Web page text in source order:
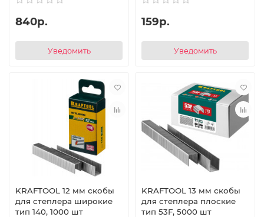
840р.
Уведомить
159р.
Уведомить
KRAFTOOL 12 мм скобы
для степлера широкие
тип 140, 1000 шт
KRAFTOOL 13 мм скобы
для степлера плоские
тип 53F, 5000 шт